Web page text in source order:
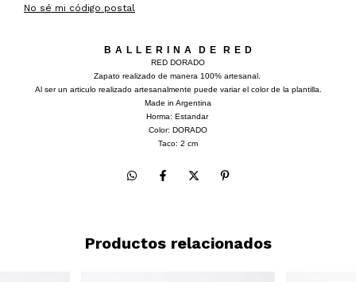
No sé mi código postal
B A L L E R I N A D E R E D
RED DORADO
Zapato realizado de manera 100% artesanal.
Al ser un articulo realizado artesanalmente puede variar el color de la plantilla.
Made in Argentina
Horma: Estandar
Color: DORADO
Taco: 2 cm
Productos relacionados